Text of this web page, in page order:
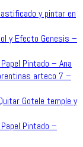
y pintar en
y Efecto Genesis –
Pintado – Ana
arteco 7 –
Gotele temple y
Pintado –